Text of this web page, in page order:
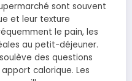
sont souvent
et leur texture
le pain, les
au petit-déjeuner.
des questions
calorique. Les